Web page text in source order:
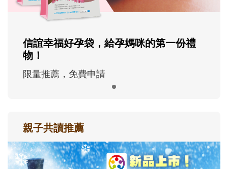
信誼幸福好孕袋，給孕媽咪的第一份禮
物！
限量推薦，免費申請
親子共讀推薦